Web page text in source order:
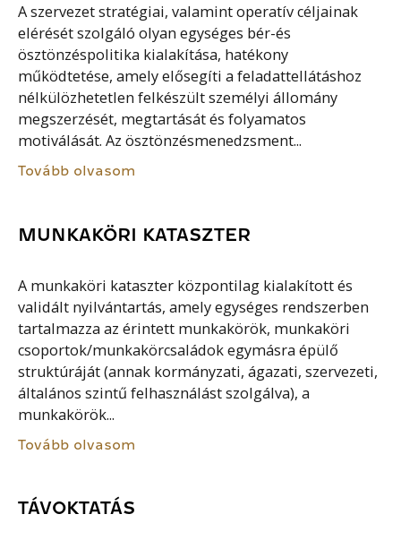
A szervezet stratégiai, valamint operatív céljainak
elérését szolgáló olyan egységes bér-és
ösztönzéspolitika kialakítása, hatékony
működtetése, amely elősegíti a feladattellátáshoz
nélkülözhetetlen felkészült személyi állomány
megszerzését, megtartását és folyamatos
motiválását. Az ösztönzésmenedzsment...
Tovább olvasom
MUNKAKÖRI KATASZTER
A munkaköri kataszter központilag kialakított és
validált nyilvántartás, amely egységes rendszerben
tartalmazza az érintett munkakörök, munkaköri
csoportok/munkakörcsaládok egymásra épülő
struktúráját (annak kormányzati, ágazati, szervezeti,
általános szintű felhasználást szolgálva), a
munkakörök...
Tovább olvasom
TÁVOKTATÁS